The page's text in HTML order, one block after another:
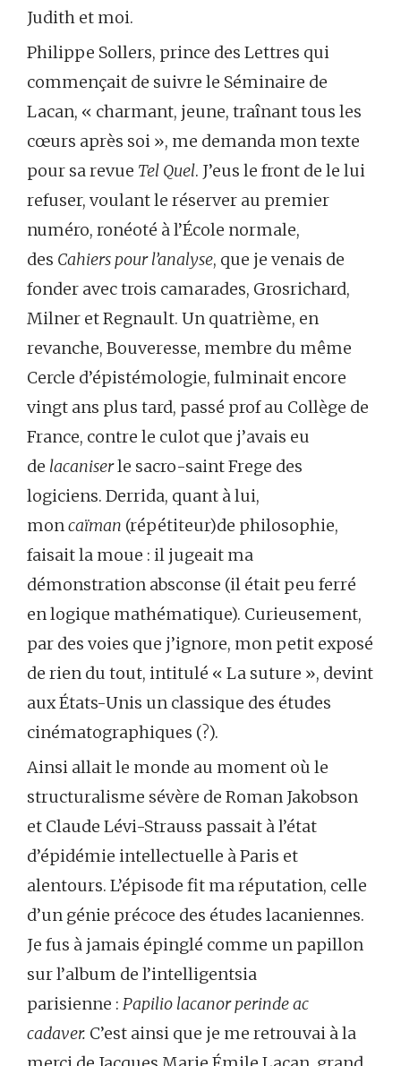
Judith et moi.
Philippe Sollers, prince des Lettres qui
commençait de suivre le Séminaire de
Lacan, « charmant, jeune, traînant tous les
cœurs après soi », me demanda mon texte
pour sa revue Tel Quel. J’eus le front de le lui
refuser, voulant le réserver au premier
numéro, ronéoté à l’École normale,
des Cahiers pour l’analyse, que je venais de
fonder avec trois camarades, Grosrichard,
Milner et Regnault. Un quatrième, en
revanche, Bouveresse, membre du même
Cercle d’épistémologie, fulminait encore
vingt ans plus tard, passé prof au Collège de
France, contre le culot que j’avais eu
de lacaniserle sacro-saint Frege des
logiciens. Derrida, quant à lui,
moncaïman (répétiteur)de philosophie,
faisait la moue : il jugeait ma
démonstration absconse (il était peu ferré
en logique mathématique). Curieusement,
par des voies que j’ignore, mon petit exposé
de rien du tout, intitulé « La suture », devint
aux États-Unis un classique des études
cinématographiques (?).
Ainsi allait le monde au moment où le
structuralisme sévère de Roman Jakobson
et Claude Lévi-Strauss passait à l’état
d’épidémie intellectuelle à Paris et
alentours. L’épisode fit ma réputation, celle
d’un génie précoce des études lacaniennes.
Je fus à jamais épinglé comme un papillon
sur l’album de l’intelligentsia
parisienne : Papilio lacanor perinde ac
cadaver. C’est ainsi que je me retrouvai à la